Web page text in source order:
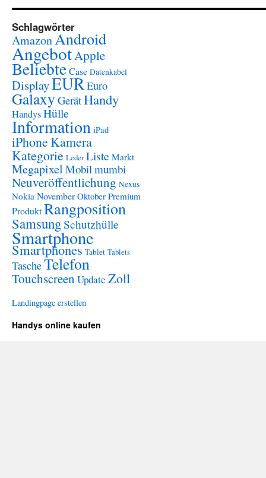
Schlagwörter
AmazonAndroid
AngebotApple
BeliebteCase Datenkabel
DisplayEUREuro
Galaxy GerätHandy
HandysHülle
Information iPad
iPhoneKamera
Kategorie Leder Liste Markt
Megapixel Mobilmumbi
Neuveröffentlichung Nexus
Nokia November Oktober Premium
ProduktRangposition
SamsungSchutzhülle
Smartphone
Smartphones Tablet Tablets
TascheTelefon
Touchscreen Update Zoll
Landingpage erstellen
Handys online kaufen